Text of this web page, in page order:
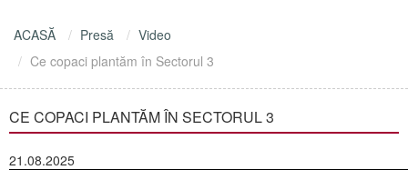
ACASĂ Presă
Video
Ce copaci plantăm în Sectorul 3
CE COPACI PLANTĂM ÎN SECTORUL 3
21.08.2025